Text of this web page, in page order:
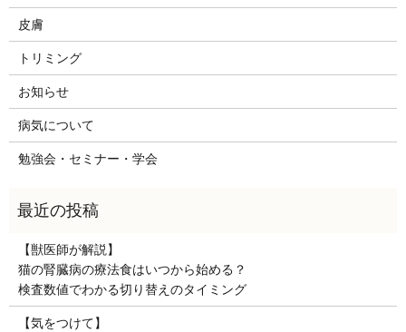
皮膚
トリミング
お知らせ
病気について
勉強会・セミナー・学会
【獣医師が解説】
猫の腎臓病の療法食はいつから始める？
検査数値でわかる切り替えのタイミング
【気をつけて】